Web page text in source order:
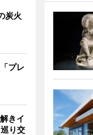
炭火
プレ
きイ
り交